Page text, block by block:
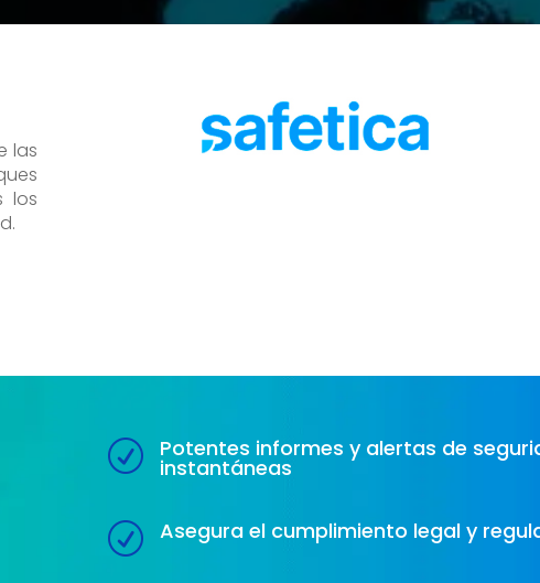
las
los
R Potentes informes y alertas de
instantáneas
R Asegura el cumplimiento legal y